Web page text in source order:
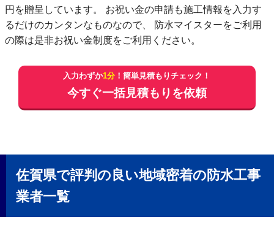
円を贈呈しています。 お祝い⾦の申請も施⼯情報を⼊⼒す
るだけのカンタンなものなので、 防⽔マイスターをご利⽤
の際は是⾮お祝い⾦制度をご利⽤ください。
入力わずか1分 ！簡単見積もりチェック！
今すぐ一括見積もりを依頼
佐賀県で評判の良い地域密着の防水工事
業者一覧